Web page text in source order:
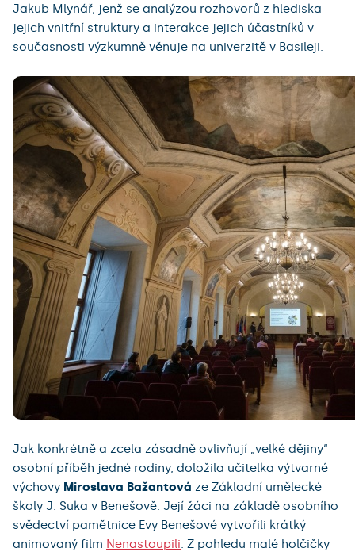
Jakub Mlynář, jenž se analýzou rozhovorů z hlediska
jejich vnitřní struktury a interakce jejich účastníků v
současnosti výzkumně věnuje na univerzitě v Basileji.
Jak konkrétně a zcela zásadně ovlivňují „velké dějiny“
osobní příběh jedné rodiny, doložila učitelka výtvarné
výchovy Miroslava Bažantová ze Základní umělecké
školy J. Suka v Benešově. Její žáci na základě osobního
svědectví pamětnice Evy Benešové vytvořili krátký
animovaný film Nenastoupili . Z pohledu malé holčičky